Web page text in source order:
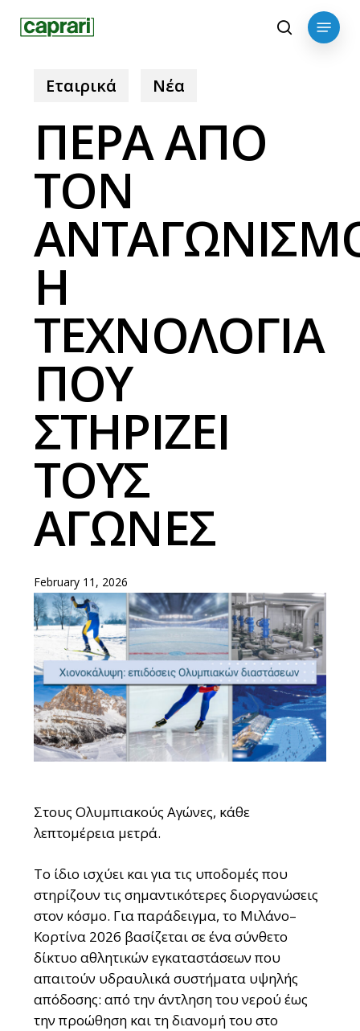
search
Menu
Εταιρικά Νέα
ΠΕΡΑ ΑΠΟ
ΤΟΝ
Η
ΤΕΧΝΟΛΟΓΙΑ
ΠΟΥ
ΣΤΗΡΙΖΕΙ
ΤΟΥΣ
ΑΓΩΝΕΣ
February 11, 2026
Στους Ολυμπιακούς Αγώνες, κάθε
λεπτομέρεια μετρά.
Το ίδιο ισχύει και για τις υποδομές που
στηρίζουν τις σημαντικότερες διοργανώσεις
στον κόσμο. Για παράδειγμα, το Μιλάνο–
Κορτίνα 2026 βασίζεται σε ένα σύνθετο
δίκτυο αθλητικών εγκαταστάσεων που
απαιτούν υδραυλικά συστήματα υψηλής
απόδοσης: από την άντληση του νερού έως
την προώθηση και τη διανομή του στο